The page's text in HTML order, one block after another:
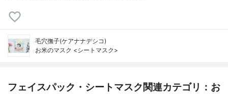
毛穴撫子(ケアナナデシコ)
お米のマスク <シートマスク>
フェイスパック・シートマスク関連カテゴリ：お